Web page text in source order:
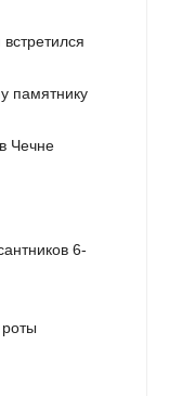
памятнику
Чечне
6-